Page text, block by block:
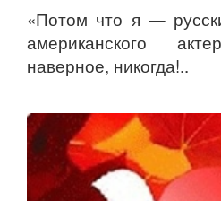
«Потом что я —
американского
наверное, никогда!..